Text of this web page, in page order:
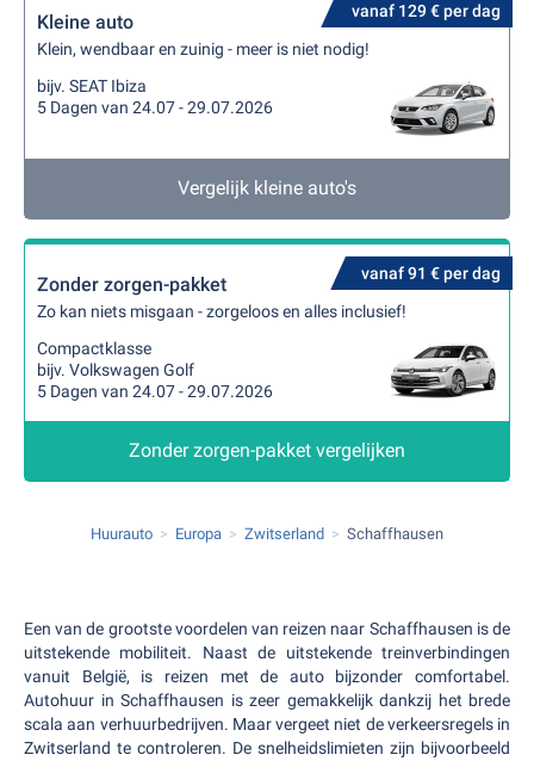
vanaf 129 € per dag
Kleine auto
Klein, wendbaar en zuinig - meer is niet nodig!
bijv. SEAT Ibiza
5 Dagen van 24.07 - 29.07.2026
Vergelijk kleine auto's
vanaf 91 € per dag
Zonder zorgen-pakket
Zo kan niets misgaan - zorgeloos en alles inclusief!
Compactklasse
bijv. Volkswagen Golf
5 Dagen van 24.07 - 29.07.2026
Zonder zorgen-pakket vergelijken
Huurauto Europa Zwitserland Schaffhausen
Een van de grootste voordelen van reizen naar Schaffhausen is de
uitstekende mobiliteit. Naast de uitstekende treinverbindingen
vanuit België, is reizen met de auto bijzonder comfortabel.
Autohuur in Schaffhausen is zeer gemakkelijk dankzij het brede
scala aan verhuurbedrijven. Maar vergeet niet de verkeersregels in
Zwitserland te controleren. De snelheidslimieten zijn bijvoorbeeld